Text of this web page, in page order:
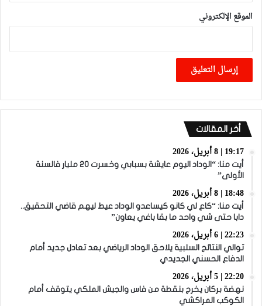
الموقع الإلكتروني
أخر المقالات
19:17 | 8 أبريل، 2026
أيت منا: “الوداد اليوم عايشة بسبابي وخسرت 20 مليار فالسنة
الأولى”
18:48 | 8 أبريل، 2026
أيت منا: “كاع لي كانو كيساعدو الوداد عيط ليهم قاضي التحقيق..
دابا حتى شي واحد ما بقا باغي يعاون”
22:23 | 6 أبريل، 2026
توالي النتائج السلبية يلاحق الوداد الرياضي بعد تعادل جديد أمام
الدفاع الحسني الجديدي
22:20 | 5 أبريل، 2026
نهضة بركان يخرج بنقطة من فاس والجيش الملكي يتوقف أمام
الكوكب المراكشي